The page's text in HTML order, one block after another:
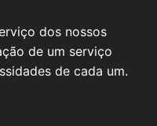
dos nossos
de um serviço
de cada um.